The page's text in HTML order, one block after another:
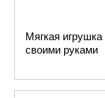
Мягкая
своими руками